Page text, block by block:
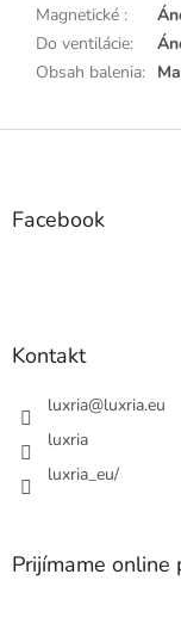
Magnetické :
Do ventilácie:
Obsah balenia:
Z
Facebook
Kontakt
luxria@luxria.eu
luxria
luxria_eu/
Prijímame online